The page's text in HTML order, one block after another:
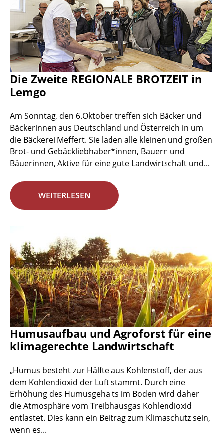
Die Zweite REGIONALE BROTZEIT in
Lemgo
Am Sonntag, den 6.Oktober treffen sich Bäcker und
Bäckerinnen aus Deutschland und Österreich in um
die Bäckerei Meffert. Sie laden alle kleinen und großen
Brot- und Gebäckliebhaber*innen, Bauern und
Bäuerinnen, Aktive für eine gute Landwirtschaft und...
WEITERLESEN
Humusaufbau und Agroforst für eine
klimagerechte Landwirtschaft
„Humus besteht zur Hälfte aus Kohlenstoff, der aus
dem Kohlendioxid der Luft stammt. Durch eine
Erhöhung des Humusgehalts im Boden wird daher
die Atmosphäre vom Treibhausgas Kohlendioxid
entlastet. Dies kann ein Beitrag zum Klimaschutz sein,
wenn es...